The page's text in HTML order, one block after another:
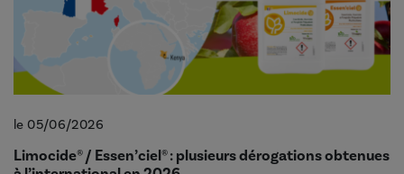
le 05/06/2026
Limocide® / Essen’ciel® : plusieurs dérogations obtenues